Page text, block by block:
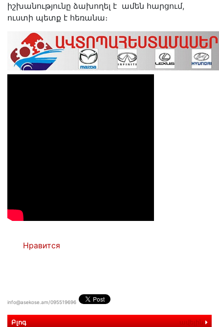
իշխանությունը ձախողել է ամեն հարցում,
ուստի պետք է հեռանա։
Нравится
info@asekose.am/095519696
Բլոգ ավելին